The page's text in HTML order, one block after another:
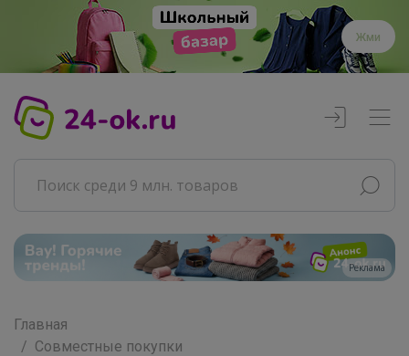
Жми
Главная
Совместные покупки